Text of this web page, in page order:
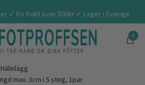
✓ Fri frakt över 500kr ✓ Lager i Sverige
0
Hälinlägg
max. 3cm i 5 steg, 1par